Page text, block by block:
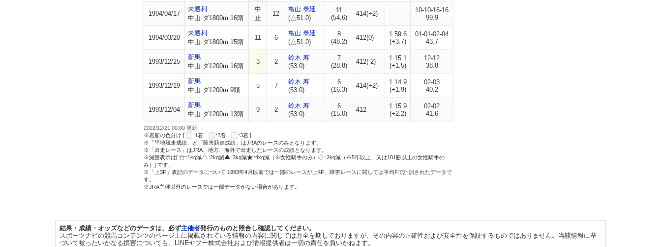
1994/04/17
未勝利
中山 ダ1800m 16頭
中
止
12
亀山 泰延
(△51.0)
11
(54.6)
414(+2)
10-10-16-16
99.9
1994/03/20
未勝利
中山 ダ1800m 15頭
11 6
亀山 泰延
(△51.0)
8
(48.2)
412(0)
1:59.6
(+3.7)
01-01-02-04
43.7
1993/12/25
新馬
中山 ダ1200m 16頭
3 2
鈴木 寿
(53.0)
7
(28.8)
412(-2)
1:15.1
(+1.5)
12-12
38.8
1993/12/19
新馬
中山 ダ1200m 9頭
5 7
鈴木 寿
(53.0)
6
(16.3)
414(+2)
1:14.9
(+1.9)
02-03
40.2
1993/12/04
新馬
中山 ダ1200m 13頭
9 2
鈴木 寿
(53.0)
6
(15.0)
412
1:15.9
(+2.2)
02-02
41.6
2002/12/21 00:00 更新
※着順の色分け [
:1着 :2着
:3着 ]
※「平地競走成績」と「障害競走成績」はJRAのレースのみとなります。
※「出走レース」はJRA、地方、海外で出走したレースの成績となります。
※減量表示は[
:1kg減 :2kg減 :3kg減 :4kg減（※女性騎手のみ）
:2kg減（※5年以上、又は101勝以上の女性騎手の
み）] です。
※「上3F」表記のデータについて 1993年4月以前では一部のレースが上4F、障害レースに関しては平均Fで計測されたデータで
す。
※JRA主催以外のレースでは一部データがない場合があります。
結果・成績・オッズなどのデータは、必ず主催者発行のものと照合し確認してください。
スポーツナビの競馬コンテンツのページ上に掲載されている情報の内容に関しては万全を期しておりますが、その内容の正確性および安全性を保証するものではありません。当該情報に基
づいて被ったいかなる損害についても、LINEヤフー株式会社および情報提供者は一切の責任を負いかねます。